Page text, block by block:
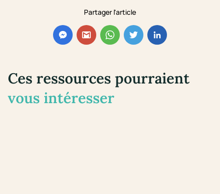
Partager l'article
Ces ressources pourraient
vous intéresser